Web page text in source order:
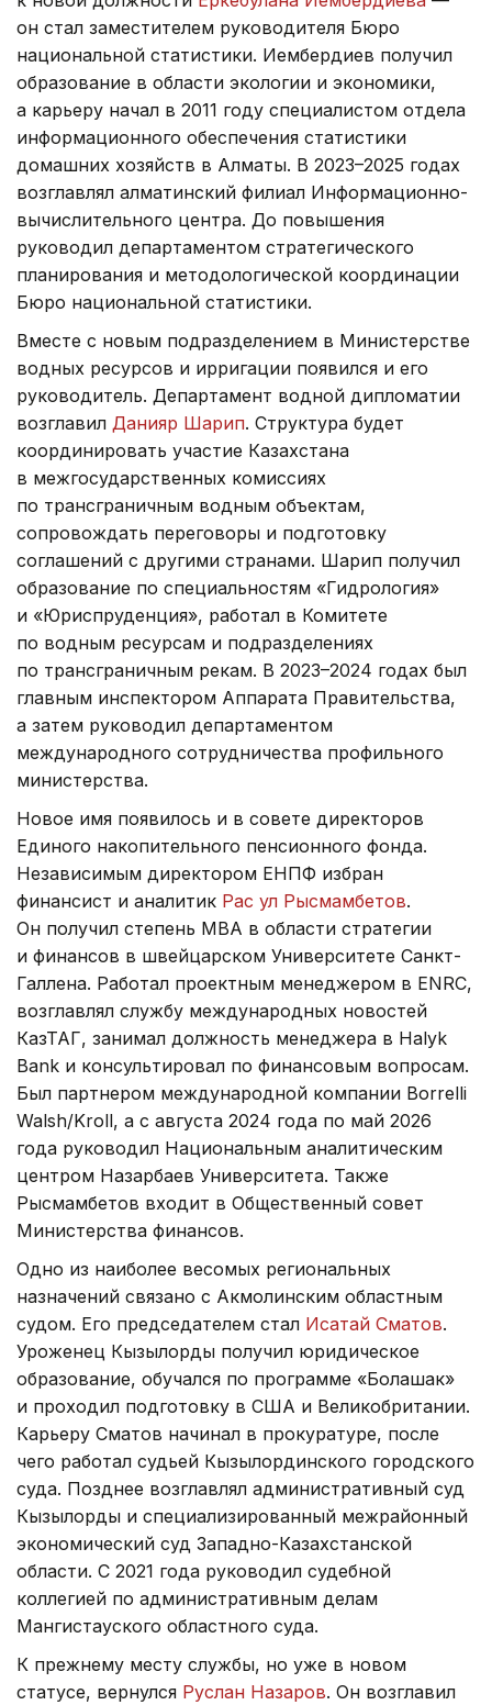
он стал заместителем руководителя Бюро
национальной статистики. Иембердиев получил
образование в области экологии и экономики,
а карьеру начал в 2011 году специалистом отдела
информационного обеспечения статистики
домашних хозяйств в Алматы. В 2023–2025 годах
возглавлял алматинский филиал Информационно-
вычислительного центра. До повышения
руководил департаментом стратегического
планирования и методологической координации
Бюро национальной статистики.
Вместе с новым подразделением в Министерстве
водных ресурсов и ирригации появился и его
руководитель. Департамент водной дипломатии
возглавил Данияр Шарип. Структура будет
координировать участие Казахстана
в межгосударственных комиссиях
по трансграничным водным объектам,
сопровождать переговоры и подготовку
соглашений с другими странами. Шарип получил
образование по специальностям «Гидрология»
и «Юриспруденция», работал в Комитете
по водным ресурсам и подразделениях
по трансграничным рекам. В 2023–2024 годах был
главным инспектором Аппарата Правительства,
а затем руководил департаментом
международного сотрудничества профильного
министерства.
Новое имя появилось и в совете директоров
Единого накопительного пенсионного фонда.
Независимым директором ЕНПФ избран
финансист и аналитик Рас ул Рысмамбетов.
Он получил степень MBA в области стратегии
и финансов в швейцарском Университете Санкт-
Галлена. Работал проектным менеджером в ENRC,
возглавлял службу международных новостей
КазТАГ, занимал должность менеджера в Halyk
Bank и консультировал по финансовым вопросам.
Был партнером международной компании Borrelli
Walsh/Kroll, а с августа 2024 года по май 2026
года руководил Национальным аналитическим
центром Назарбаев Университета. Также
Рысмамбетов входит в Общественный совет
Министерства финансов.
Одно из наиболее весомых региональных
назначений связано с Акмолинским областным
судом. Его председателем стал Исатай Сматов.
Уроженец Кызылорды получил юридическое
образование, обучался по программе «Болашак»
и проходил подготовку в США и Великобритании.
Карьеру Сматов начинал в прокуратуре, после
чего работал судьей Кызылординского городского
суда. Позднее возглавлял административный суд
Кызылорды и специализированный межрайонный
экономический суд Западно-Казахстанской
области. С 2021 года руководил судебной
коллегией по административным делам
Мангистауского областного суда.
К прежнему месту службы, но уже в новом
статусе, вернулся Руслан Назаров. Он возглавил